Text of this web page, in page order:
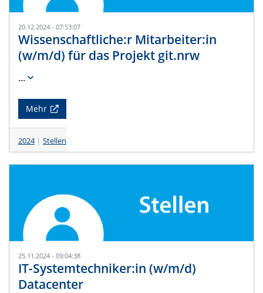
20.12.2024 - 07:53:07
Wissenschaftliche:r Mitarbeiter:in
(w/m/d) für das Projekt git.nrw
...
Mehr
2024 Stellen
25.11.2024 - 09:04:38
IT-Systemtechniker:in (w/m/d)
Datacenter